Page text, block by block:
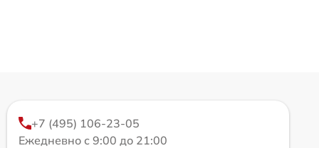
+7 (495) 106-23-05
Ежедневно с 9:00 до 21:00